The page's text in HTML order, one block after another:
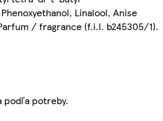
Linalool, Anise
/ fragrance (f.i.l. b245305/1).
podľa potreby.